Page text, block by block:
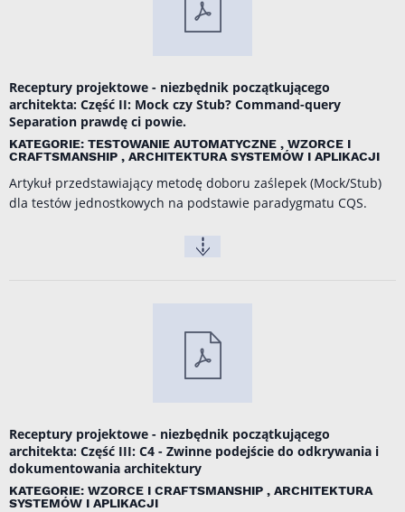
Receptury projektowe - niezbędnik początkującego
architekta: Część II: Mock czy Stub? Command-query
Separation prawdę ci powie.
KATEGORIE: TESTOWANIE AUTOMATYCZNE , WZORCE I
CRAFTSMANSHIP , ARCHITEKTURA SYSTEMÓW I APLIKACJI
Artykuł przedstawiający metodę doboru zaślepek (Mock/Stub)
dla testów jednostkowych na podstawie paradygmatu CQS.
Receptury projektowe - niezbędnik początkującego
architekta: Część III: C4 - Zwinne podejście do odkrywania i
dokumentowania architektury
KATEGORIE: WZORCE I CRAFTSMANSHIP , ARCHITEKTURA
SYSTEMÓW I APLIKACJI